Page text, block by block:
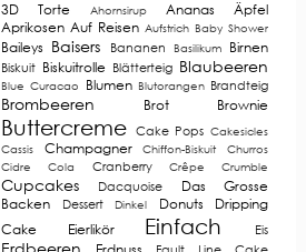
3D Torte Ahornsirup Ananas
Äpfel
Aprikosen Auf Reisen Aufstrich Baby Shower
Baileys Baisers Bananen Basilikum Birnen
Biskuit Biskuitrolle Blätterteig Blaubeeren
Blue Curacao Blumen Blutorangen Brandteig
Brombeeren Brot Brownie
Buttercreme Cake Pops Cakesicles
Cassis
Champagner Chiffon-Biskuit
Churros
Cidre
Cola Cranberry Crêpe Crumble
Cupcakes Dacquoise
Das Grosse
Backen
Dessert Dinkel Donuts
Dripping
Cake
Eierlikör Einfach Eis
Erdbeeren